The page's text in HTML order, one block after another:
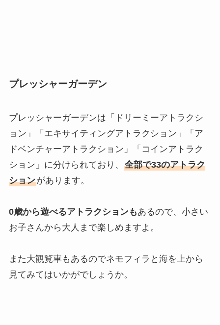
プレッシャーガーデン
プレッシャーガーデンは「ドリーミーアトラクシ
ョン」「エキサイティングアトラクション」「ア
ドベンチャーアトラクション」「コインアトラク
ション」に分けられており、 全部で33のアトラク
ションがあります。
0歳から遊べるアトラクションもあるので、小さい
お子さんから大人まで楽しめますよ。
また大観覧車もあるのでネモフィラと海を上から
見てみてはいかがでしょうか。